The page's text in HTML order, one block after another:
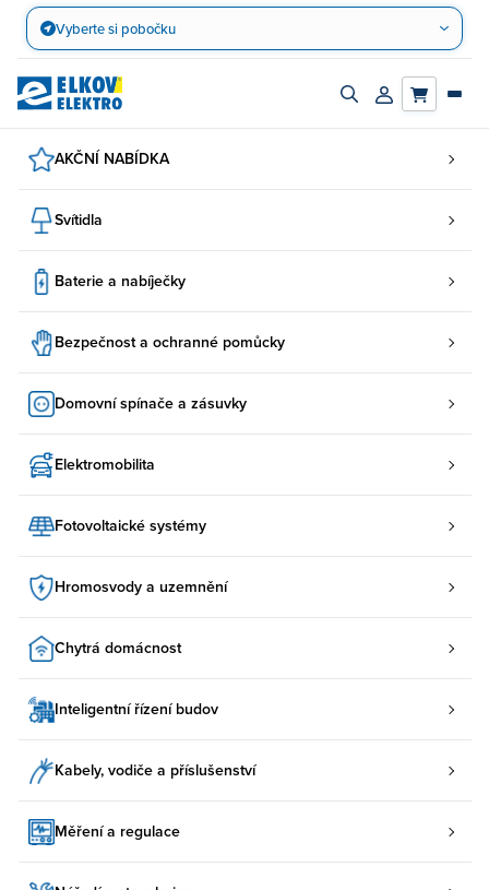
Přejít
obsah
Vyberte si pobočku
Zapnout/vypnout
Přihlásit/
AKČNÍ NABÍDKA
Svítidla
Baterie a nabíječky
Bezpečnost a ochranné pomůcky
Domovní spínače a zásuvky
Elektromobilita
Fotovoltaické systémy
Hromosvody a uzemnění
Chytrá domácnost
Inteligentní řízení budov
Kabely, vodiče a příslušenství
Měření a regulace